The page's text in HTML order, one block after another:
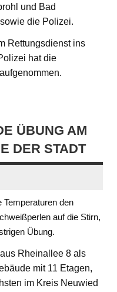
und Bad
die Polizei.
Rettungsdienst ins
hat die
ÜBUNG AM H
STADT
den
auf die Stirn,
Übung.
Rheinallee 8 als
mit 11 Etagen,
im Kreis Neuwied